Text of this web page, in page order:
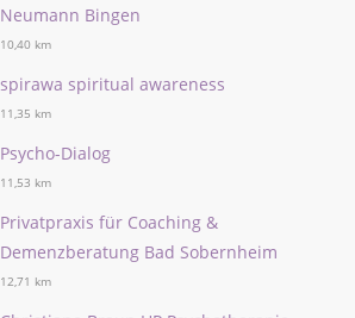
Neumann Bingen
10,40 km
spirawa spiritual awareness
11,35 km
Psycho-Dialog
11,53 km
Privatpraxis für Coaching &
Demenzberatung Bad Sobernheim
12,71 km